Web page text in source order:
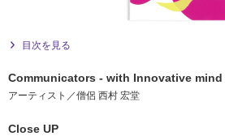
環
目次を見る
Communicators - with Innovative mind
アーティスト／僧侶 西村 宏堂
Close UP